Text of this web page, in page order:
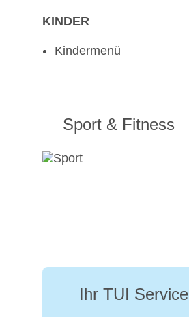
KINDER
Kindermenü
Sport & Fitness
Ihr TUI Service